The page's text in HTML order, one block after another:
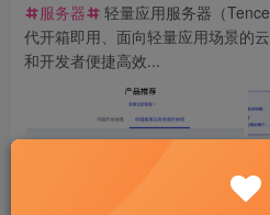
服务器
轻量应用服务器（
代开箱即用、面向轻量应用场景的
和开发者便捷高效...